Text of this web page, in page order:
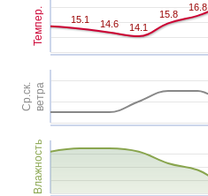
Темпер.
Ср.ск.ветра
Влажность
15.1
15.1 14.6
14.6 14.1
14.1
15.8
15.8
16.8
16.8